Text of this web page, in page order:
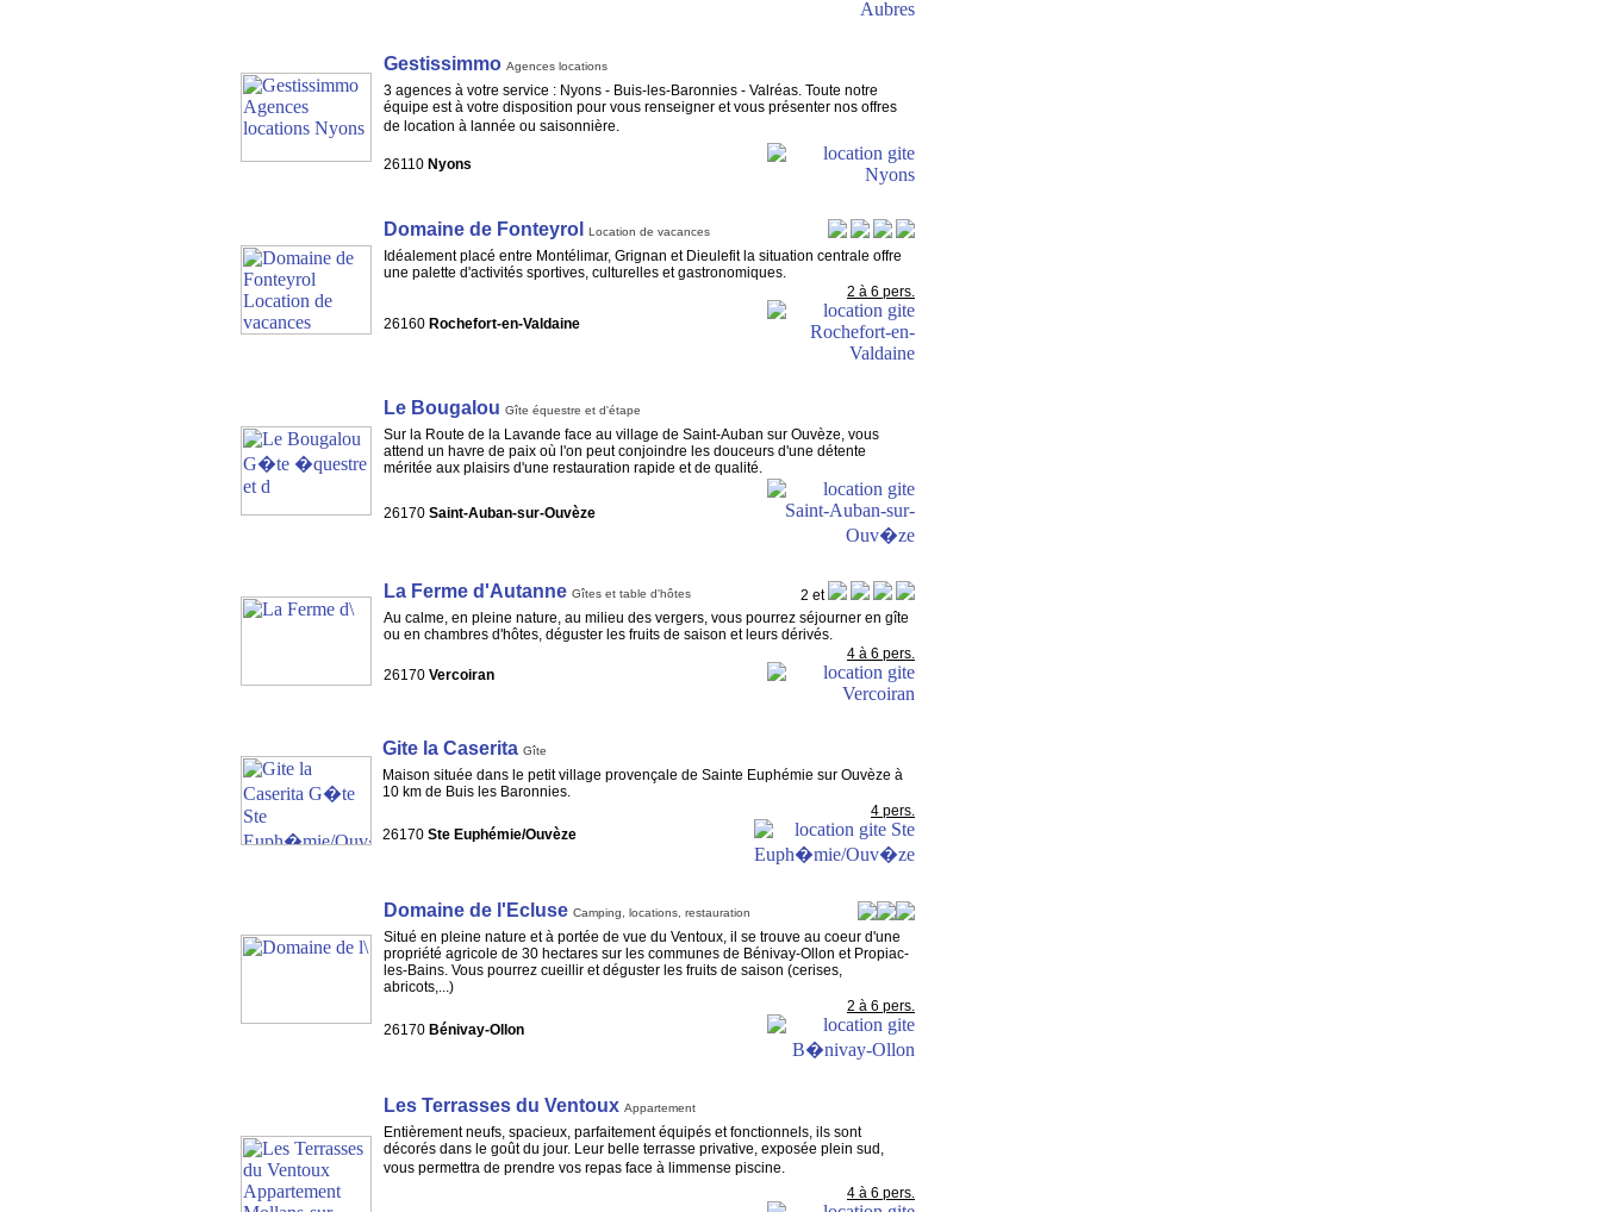
Gestissimmo Agences locations
3 agences à votre service : Nyons - Buis-les-Baronnies - Valréas. Toute notre
équipe est à votre disposition pour vous renseigner et vous présenter nos offres
de location à lannée ou saisonnière.
26110 Nyons
Domaine de Fonteyrol Location de vacances
Idéalement placé entre Montélimar, Grignan et Dieulefit la situation centrale offre
une palette d'activités sportives, culturelles et gastronomiques.
26160 Rochefort-en-Valdaine
2 à 6 pers.
Le Bougalou Gîte équestre et d'étape
Sur la Route de la Lavande face au village de Saint-Auban sur Ouvèze, vous
attend un havre de paix où l'on peut conjoindre les douceurs d'une détente
méritée aux plaisirs d'une restauration rapide et de qualité.
26170 Saint-Auban-sur-Ouvèze
La Ferme d'Autanne Gîtes et table d'hôtes
2 et
Au calme, en pleine nature, au milieu des vergers, vous pourrez séjourner en gîte
ou en chambres d'hôtes, déguster les fruits de saison et leurs dérivés.
26170 Vercoiran
4 à 6 pers.
Gite la Caserita Gîte
Maison située dans le petit village provençale de Sainte Euphémie sur Ouvèze à
10 km de Buis les Baronnies.
26170 Ste Euphémie/Ouvèze
4 pers.
Domaine de l'Ecluse Camping, locations, restauration
Situé en pleine nature et à portée de vue du Ventoux, il se trouve au coeur d'une
propriété agricole de 30 hectares sur les communes de Bénivay-Ollon et Propiac-
les-Bains. Vous pourrez cueillir et déguster les fruits de saison (cerises,
abricots,...)
26170 Bénivay-Ollon
2 à 6 pers.
Les Terrasses du Ventoux Appartement
Entièrement neufs, spacieux, parfaitement équipés et fonctionnels, ils sont
décorés dans le goût du jour. Leur belle terrasse privative, exposée plein sud,
vous permettra de prendre vos repas face à limmense piscine.
4 à 6 pers.